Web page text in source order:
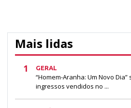
Mais lidas
1 GERAL
“Homem-Aranha: Um Novo
ingressos vendidos no ...